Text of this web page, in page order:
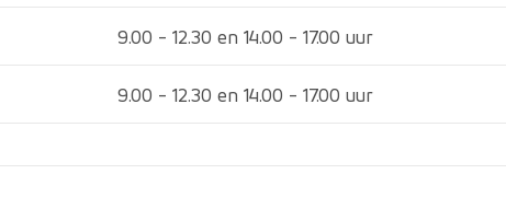
9.00 - 12.30 en 14.00 - 17.00 uur
9.00 - 12.30 en 14.00 - 17.00 uur